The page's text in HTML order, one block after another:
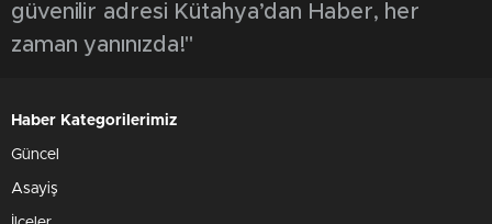
güvenilir adresi Kütahya’dan Haber, her
zaman yanınızda!"
Haber Kategorilerimiz
Güncel
Asayiş